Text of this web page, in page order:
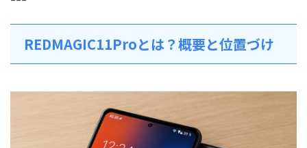
REDMAGIC11Proとは？概要と位置づけ